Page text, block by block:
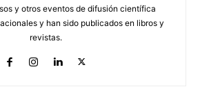
y otros eventos de difusión científica
y han sido publicados en libros y
revistas.